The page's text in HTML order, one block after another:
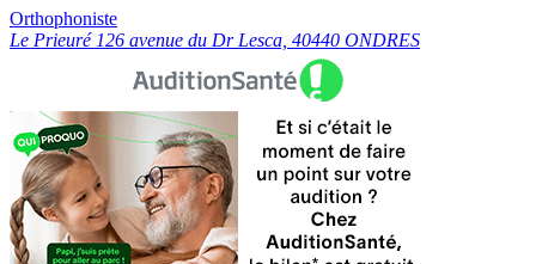
Orthophoniste
Le Prieuré 126 avenue du Dr Lesca, 40440 ONDRES